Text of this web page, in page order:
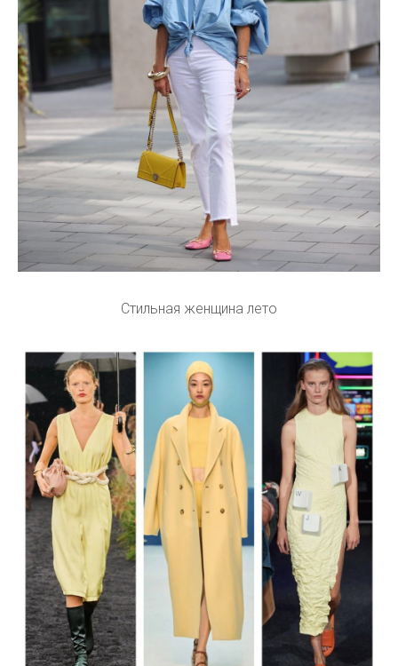
Стильная женщина лето